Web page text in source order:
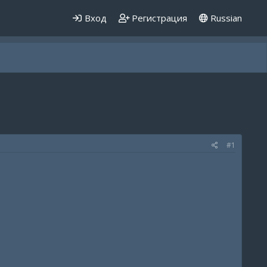
Вход Регистрация Russian
#1